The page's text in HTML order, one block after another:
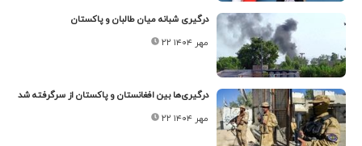
درگیری شبانه میان طالبان و پاکستان
۲۲ مهر ۱۴۰۴
درگیری‌ها بین افغانستان و پاکستان از سرگرفته شد
۲۲ مهر ۱۴۰۴